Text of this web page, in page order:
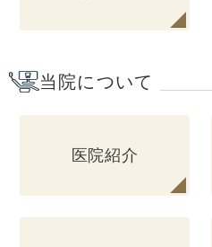
当院について
医院紹介